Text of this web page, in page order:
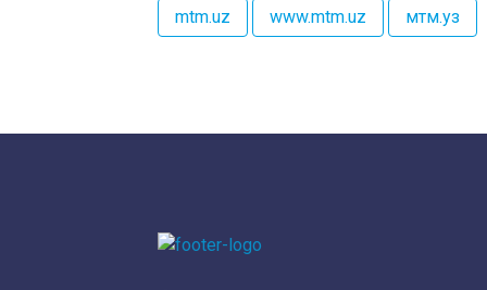
mtm.uz www.mtm.uz мтм.уз